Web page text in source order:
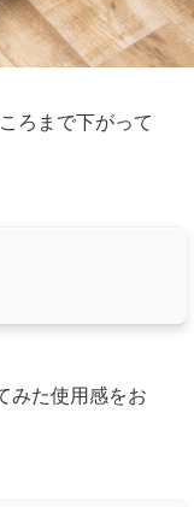
ろまで下がって
みた使用感をお